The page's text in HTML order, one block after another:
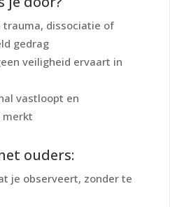
trauma, dissociatie of
gedrag
veiligheid ervaart in
vastloopt en
merkt
ouders:
je observeert, zonder te